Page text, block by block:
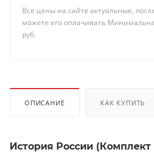
Все цены на сайте актуальные,
можете его оплачивать
руб.
ОПИСАНИЕ КАК КУПИТЬ
История России (Комплект